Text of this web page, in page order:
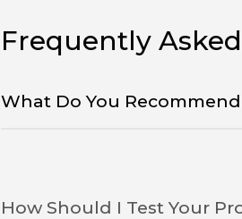
Frequently
What Do You
How Should I Test Your